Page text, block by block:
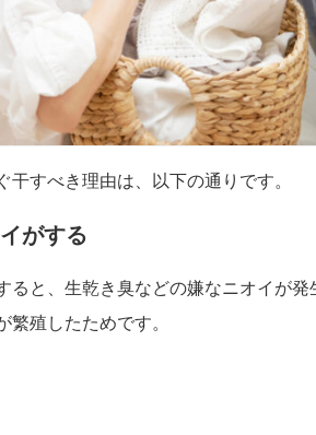
すべき理由は、以下の通りです。
がする
ると、生乾き臭などの嫌なニオイが発
繁殖したためです。